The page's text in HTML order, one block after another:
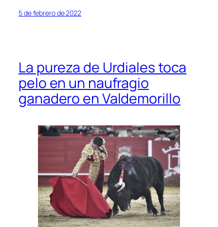
5 de febrero de 2022
La pureza de Urdiales toca
pelo en un naufragio
ganadero en Valdemorillo